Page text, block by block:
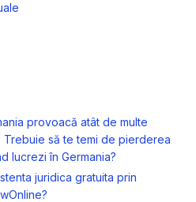
provoacă atât de multe
Trebuie să te temi de pierderea
lucrezi în Germania?
juridica gratuita prin